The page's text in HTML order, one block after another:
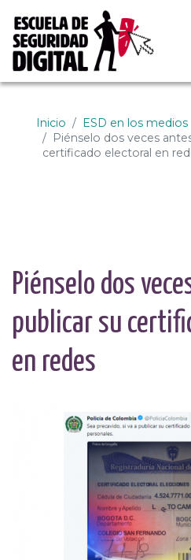
Escuela de
Inicio
ESD en los medios
Piénselo dos veces
certificado electoral en
Piénselo dos
publicar su
en redes